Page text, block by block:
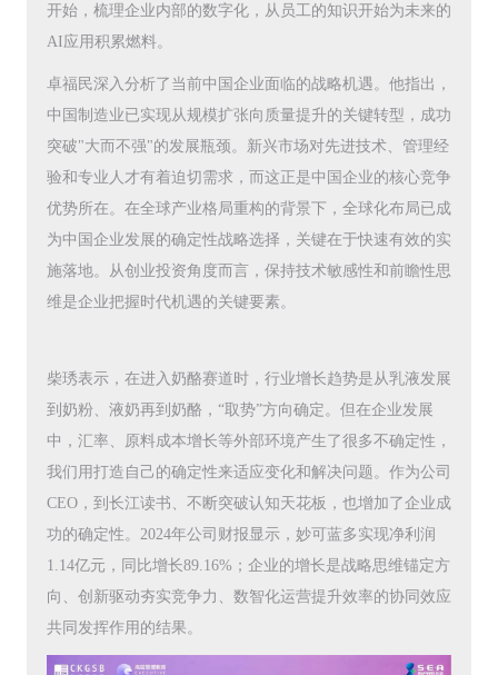
开始，梳理企业内部的数字化，从员工的知识开始为未来的
AI应用积累燃料。
卓福民深入分析了当前中国企业面临的战略机遇。他指出，
中国制造业已实现从规模扩张向质量提升的关键转型，成功
突破"大而不强"的发展瓶颈。新兴市场对先进技术、管理经
验和专业人才有着迫切需求，而这正是中国企业的核心竞争
优势所在。在全球产业格局重构的背景下，全球化布局已成
为中国企业发展的确定性战略选择，关键在于快速有效的实
施落地。从创业投资角度而言，保持技术敏感性和前瞻性思
维是企业把握时代机遇的关键要素。
柴琇表示，在进入奶酪赛道时，行业增长趋势是从乳液发展
到奶粉、液奶再到奶酪，“取势”方向确定。但在企业发展
中，汇率、原料成本增长等外部环境产生了很多不确定性，
我们用打造自己的确定性来适应变化和解决问题。作为公司
CEO，到长江读书、不断突破认知天花板，也增加了企业成
功的确定性。2024年公司财报显示，妙可蓝多实现净利润
1.14亿元，同比增长89.16%；企业的增长是战略思维锚定方
向、创新驱动夯实竞争力、数智化运营提升效率的协同效应
共同发挥作用的结果。